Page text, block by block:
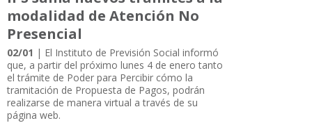
modalidad de Atención No
Presencial
02/01 | El Instituto de Previsión Social informó
que, a partir del próximo lunes 4 de enero tanto
el trámite de Poder para Percibir cómo la
tramitación de Propuesta de Pagos, podrán
realizarse de manera virtual a través de su
página web.